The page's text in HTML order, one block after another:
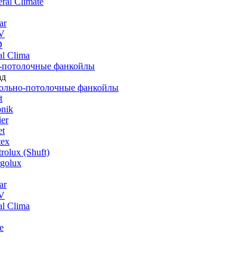
Clima
фанкойлы
потолочные фанкойлы
(Shuft)
Clima